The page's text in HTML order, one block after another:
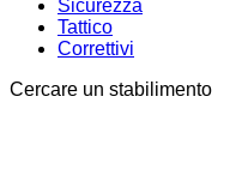
Sicurezza
Tattico
Correttivi
Cercare un stabilimento